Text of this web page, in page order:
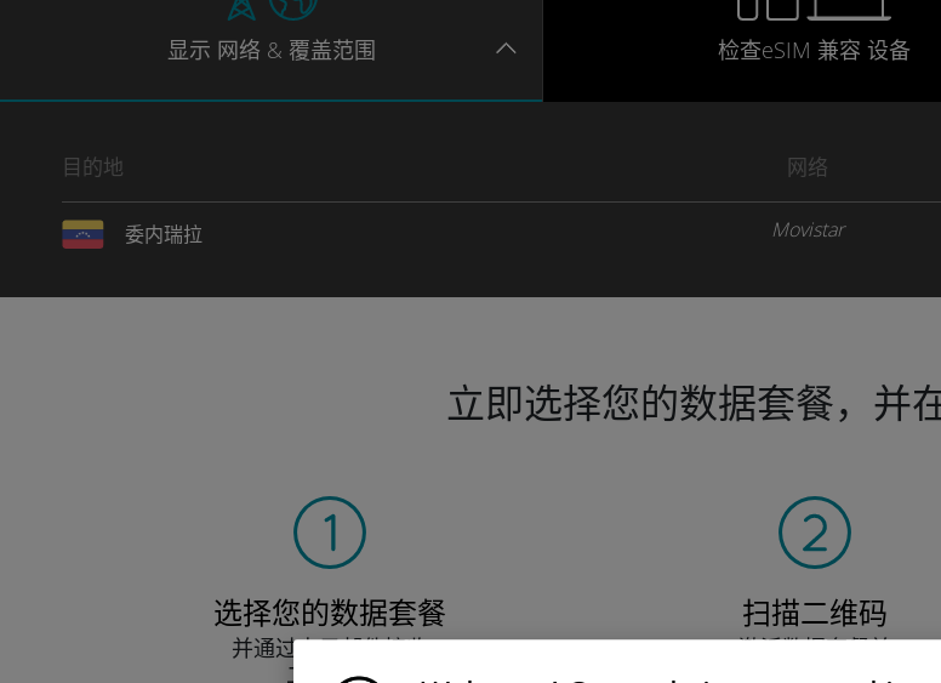
显示 网络 & 覆盖范围 检查eSIM 兼容 设备
目的地 网络
委内瑞拉 Movistar
立即选择您的数据套餐，并
选择您的数据套餐
并通过电子邮件接收
二维码。
扫描二维码
激活数据套餐并
安装Ubigi eSIM。